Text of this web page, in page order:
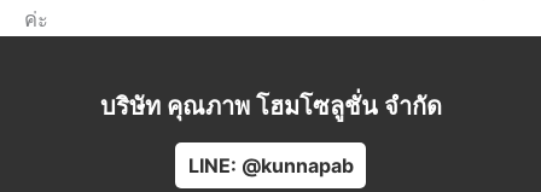
ค่ะ
บริษัท คุณภาพ โฮมโซลูชั่น จำกัด
LINE: @kunnapab